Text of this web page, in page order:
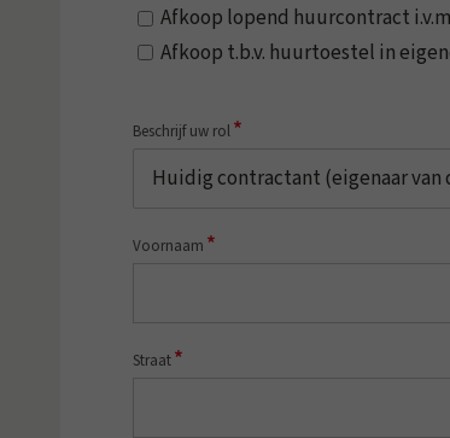
Afkoop t.b.v. huurtoestel in
Beschrijf uw rol*
Voornaam *
Straat*